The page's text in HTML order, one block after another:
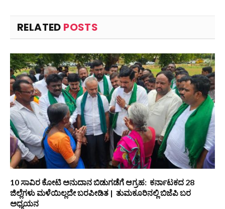
RELATED POSTS
10 ಸಾವಿರ ಕೋಟಿ ಅನುದಾನ ಬಿಡುಗಡೆಗೆ ಆಗ್ರಹ: ಕರ್ನಾಟಕದ 28
ಜಿಲ್ಲೆಗಳು ಮಳೆಯಿಲ್ಲದೇ ಬರಪೀಡಿತ | ತುಮಕೂರಿನಲ್ಲಿ ಬಿಜೆಪಿ ಬರ
ಅಧ್ಯಯನ